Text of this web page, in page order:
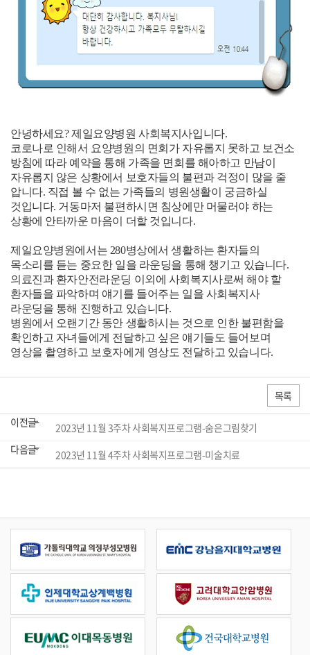
안녕하세요? 제일요양병원 사회복지사입니다.
코로나로 인해서 요양병원의 면회가 자유롭지 못하고 보건소
방침에 따라 예약을 통해 가족을 면회를 해아하고 만남이
자유롭지 않은 상황에서 보호자들의 불편과 걱정이 많을 줄
압니다. 직접 볼 수 없는 가족들의 병원생활이 궁금하실
것입니다. 거동마저 불편하시면 침상에만 머물러야 하는
상황에 안타까운 마음이 더할 것입니다.
제일요양병원에서는 280병상에서 생활하는 환자들의
목소리를 듣는 중요한 일을 라운딩을 통해 챙기고 있습니다.
의료진과 환자안전라운딩 이외에 사회복지사로써 해야 할
환자들을 파악하며 얘기를 들어주는 일을 사회복지사
라운딩을 통해 진행하고 있습니다.
병원에서 오랜기간 동안 생활하시는 것으로 인한 불편함을
확인하고 자녀들에게 전달하고 싶은 얘기들도 들어보며
영상을 촬영하고 보호자에게 영상도 전달하고 있습니다.
목록
이전글
2023년 11월 3주차 사회복지프로그램-숨은그림찾기
다음글
2023년 11월 4주차 사회복지프로그램-미술치료